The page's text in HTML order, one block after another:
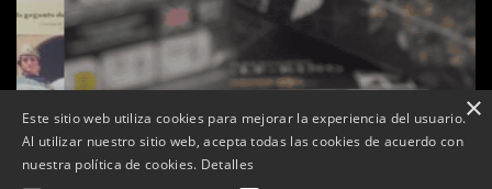
La botiga L’K de Balaguer es converteix en nou punt
×
Este sitio web utiliza cookies para mejorar la experiencia del usuario.
Al utilizar nuestro sitio web, acepta todas las cookies de acuerdo con
nuestra política de cookies. Detalles